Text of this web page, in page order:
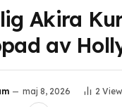
Akira
av
maj 8, 2026 2